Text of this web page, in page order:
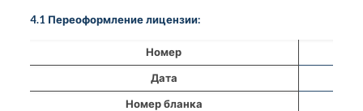
4.1 Переоформление лицензии:
Номер
Дата
Номер бланка